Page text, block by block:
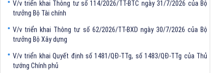
trưởng Bộ Tài chính
trưởng Bộ Xây dựng
tướng Chính phủ